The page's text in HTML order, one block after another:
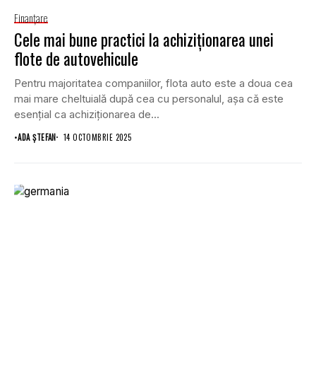
Finanţare
Cele mai bune practici la achiziționarea unei
flote de autovehicule
Pentru majoritatea companiilor, flota auto este a doua cea
mai mare cheltuială după cea cu personalul, așa că este
esențial ca achiziționarea de...
•ADA ȘTEFAN 14 OCTOMBRIE 2025